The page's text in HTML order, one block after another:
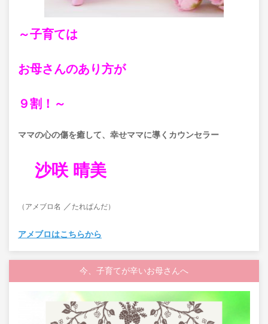
～子育ては
お母さんのあり方が
９割！～
ママの心の傷を癒して、 幸せママに導くカウンセラー
沙咲 晴美
（アメブロ名 ／ たれぱんだ）
アメブロはこちらから
今、子育てが辛いお母さんへ